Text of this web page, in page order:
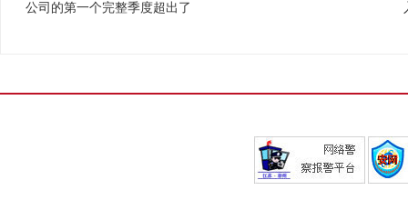
公司的第一个完整季度超出了